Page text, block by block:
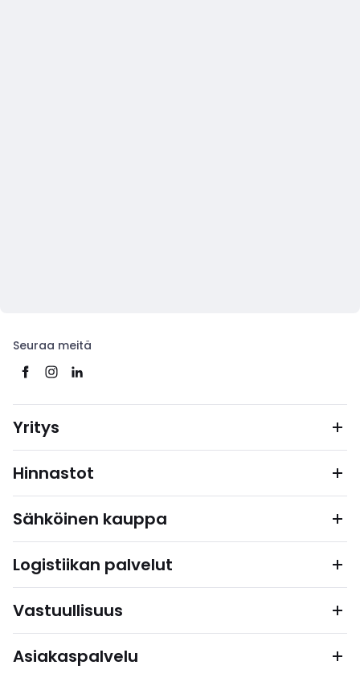
Seuraa meitä
Yritys
Hinnastot
Sähköinen kauppa
Logistiikan palvelut
Vastuullisuus
Asiakaspalvelu